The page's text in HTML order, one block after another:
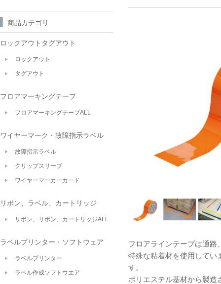
フロアラインテープは通路
特殊な粘着材を使用してい
す。
ポリエステル基材から製造
商品カテゴリ
ロックアウトタグアウト
ロックアウト
タグアウト
フロアマーキングテープ
フロアマーキングテープALL
ワイヤーマーク・故障指示ラベル
故障指示ラベル
クリップスリーブ
ワイヤーマーカーカード
リボン、ラベル、カートリッジ
リボン、リボン、カートリッジALL
ラベルプリンター・ソフトウェア
ラベルプリンター
ラベル作成ソフトウエア